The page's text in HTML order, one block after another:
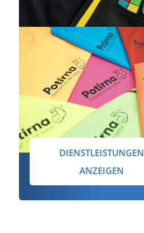
DIENSTLEISTUNGEN
ANZEIGEN